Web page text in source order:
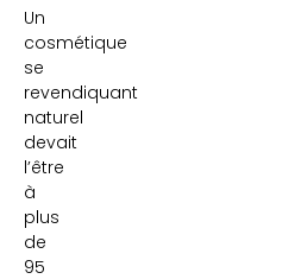
Un
cosmétique
se
revendiquant
naturel
devait
l’être
à
plus
de
95